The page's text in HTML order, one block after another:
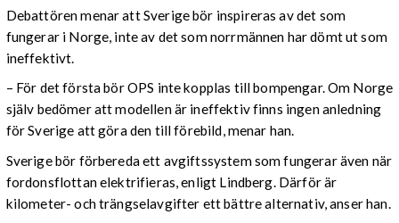
Debattören menar att Sverige bör inspireras av det som
fungerar i Norge, inte av det som norrmännen har dömt ut som
ineffektivt.
– För det första bör OPS inte kopplas till bompengar. Om Norge
själv bedömer att modellen är ineffektiv finns ingen anledning
för Sverige att göra den till förebild, menar han.
Sverige bör förbereda ett avgiftssystem som fungerar även när
fordonsflottan elektrifieras, enligt Lindberg. Därför är
kilometer- och trängselavgifter ett bättre alternativ, anser han.